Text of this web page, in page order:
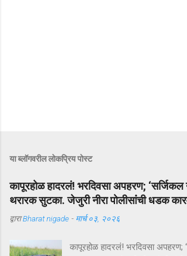
या ब्लॉगवरील लोकप्रिय पोस्ट
कापूरहोळ हादरलं! भरदिवसा अपहरण; ‘सर्जिकल
थरारक सुटका. जेजुरी नीरा पोलीसांंची धडक
द्वाराBharat nigade - मार्च ०३, २०२६
कापूरहोळ हादरलं! भरदिवसा अपहरण;